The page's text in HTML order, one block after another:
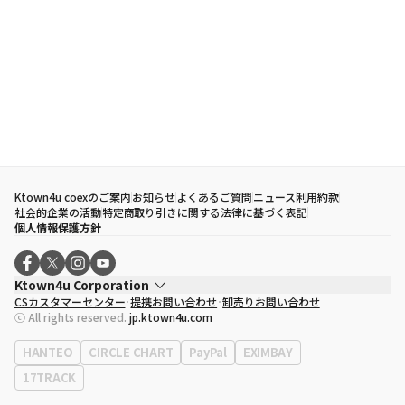
Ktown4u coexのご案内お知らせよくあるご質問ニュース利用約款
社会的企業の活動特定商取り引きに関する法律に基づく表記
個人情報保護方針
Ktown4u Corporation
代表取締役
ソン・ヒョミン
事業者登録番号120-87-71116
eContext
0120-23-7523
事務所住所
ソウル特別市江南区永東大路513、3階(三成洞、coex)
CSカスタマーセンター 提携お問い合わせ 卸売りお問い合わせ
ⓒ All rights reserved. jp.ktown4u.com
HANTEO CIRCLE CHART PayPal
EXIMBAY
17TRACK